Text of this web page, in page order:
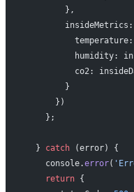
        },
humidity:
co2:
        }
      })
    };
  }
catch (error) {
    console.
error(
    return
{